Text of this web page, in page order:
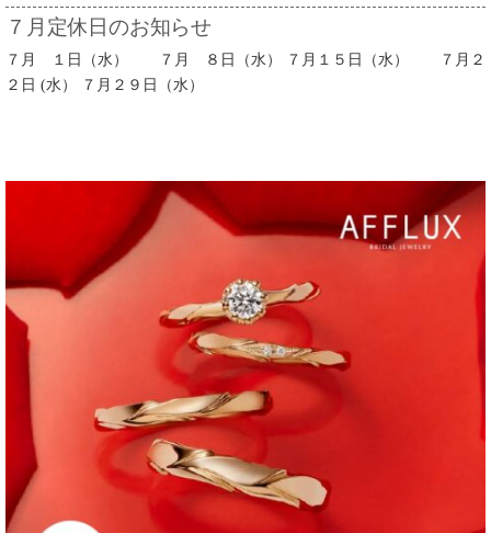
７月定休日のお知らせ
７月 １日（水） ７月 ８日（水） ７月１５日（水） ７月２
２日 (水） ７月２９日（水）